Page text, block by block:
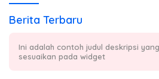
Berita Terbaru
Ini adalah contoh judul deskripsi
sesuaikan pada widget